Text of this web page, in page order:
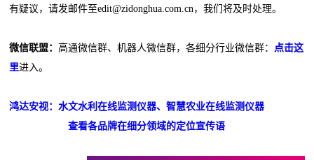
有疑议，请发邮件至edit@zidonghua.com.cn，我们将及时处理。
微信联盟： 高通微信群、机器人微信群，各细分行业微信群： 点击这
里进入。
鸿达安视：水文水利在线监测仪器、智慧农业在线监测仪器
查看各品牌在细分领域的定位宣传语